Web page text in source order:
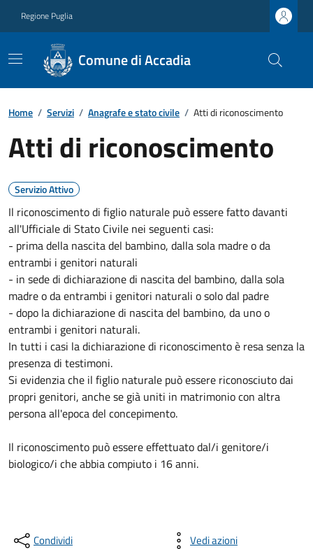
Regione Puglia
Comune di Accadia
Home / Servizi / Anagrafe e stato civile / Atti di riconoscimento
Atti di riconoscimento
Servizio Attivo
Il riconoscimento di figlio naturale può essere fatto davanti
all'Ufficiale di Stato Civile nei seguenti casi:
- prima della nascita del bambino, dalla sola madre o da
entrambi i genitori naturali
- in sede di dichiarazione di nascita del bambino, dalla sola
madre o da entrambi i genitori naturali o solo dal padre
- dopo la dichiarazione di nascita del bambino, da uno o
entrambi i genitori naturali.
In tutti i casi la dichiarazione di riconoscimento è resa senza la
presenza di testimoni.
Si evidenzia che il figlio naturale può essere riconosciuto dai
propri genitori, anche se già uniti in matrimonio con altra
persona all'epoca del concepimento.
Il riconoscimento può essere effettuato dal/i genitore/i
biologico/i che abbia compiuto i 16 anni.
Condividi Vedi azioni